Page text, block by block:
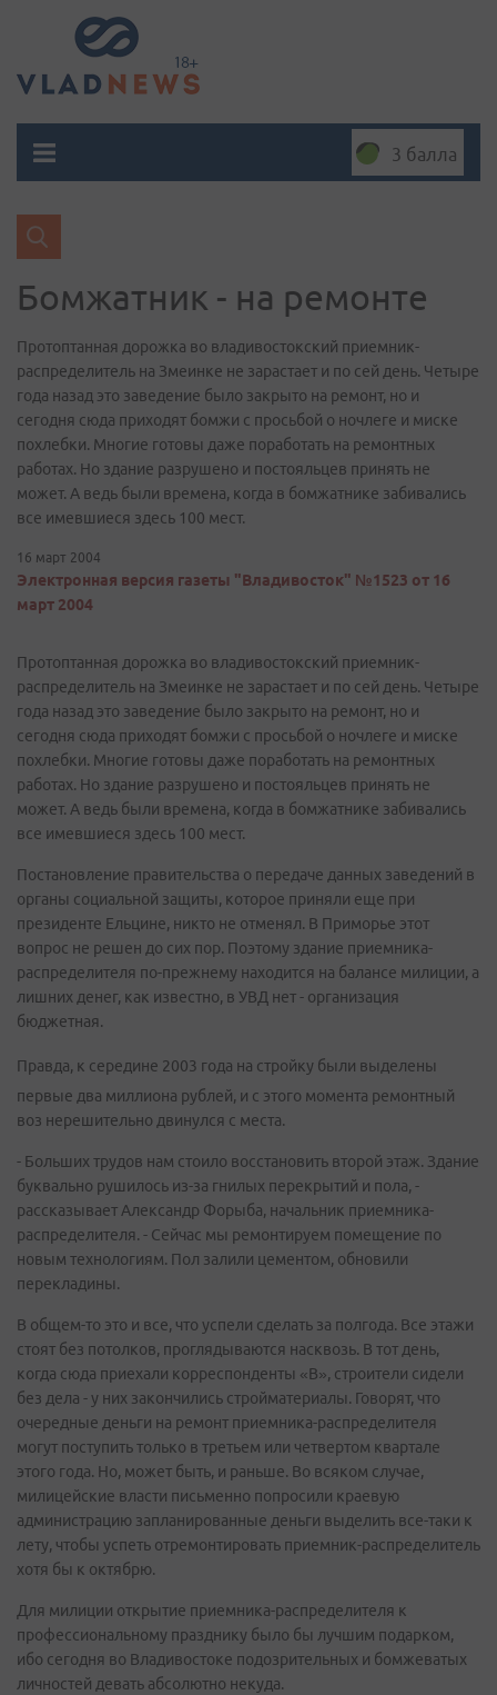
3 балла
Бомжатник - на ремонте
Протоптанная дорожка во владивостокский приемник-
распределитель на Змеинке не зарастает и по сей день. Четыре
года назад это заведение было закрыто на ремонт, но и
сегодня сюда приходят бомжи с просьбой о ночлеге и миске
похлебки. Многие готовы даже поработать на ремонтных
работах. Но здание разрушено и постояльцев принять не
может. А ведь были времена, когда в бомжатнике забивались
все имевшиеся здесь 100 мест.
16 март 2004
Электронная версия газеты "Владивосток" №1523 от 16
март 2004
Протоптанная дорожка во владивостокский приемник-
распределитель на Змеинке не зарастает и по сей день. Четыре
года назад это заведение было закрыто на ремонт, но и
сегодня сюда приходят бомжи с просьбой о ночлеге и миске
похлебки. Многие готовы даже поработать на ремонтных
работах. Но здание разрушено и постояльцев принять не
может. А ведь были времена, когда в бомжатнике забивались
все имевшиеся здесь 100 мест.
Постановление правительства о передаче данных заведений в
органы социальной защиты, которое приняли еще при
президенте Ельцине, никто не отменял. В Приморье этот
вопрос не решен до сих пор. Поэтому здание приемника-
распределителя по-прежнему находится на балансе милиции, а
лишних денег, как известно, в УВД нет - организация
бюджетная.
Правда, к середине 2003 года на стройку были выделены
первые два миллиона рублей, и с этого момента ремонтный
воз нерешительно двинулся с места.
- Больших трудов нам стоило восстановить второй этаж. Здание
буквально рушилось из-за гнилых перекрытий и пола, -
рассказывает Александр Форыба, начальник приемника-
распределителя. - Сейчас мы ремонтируем помещение по
новым технологиям. Пол залили цементом, обновили
перекладины.
В общем-то это и все, что успели сделать за полгода. Все этажи
стоят без потолков, проглядываются насквозь. В тот день,
когда сюда приехали корреспонденты «В», строители сидели
без дела - у них закончились стройматериалы. Говорят, что
очередные деньги на ремонт приемника-распределителя
могут поступить только в третьем или четвертом квартале
этого года. Но, может быть, и раньше. Во всяком случае,
милицейские власти письменно попросили краевую
администрацию запланированные деньги выделить все-таки к
лету, чтобы успеть отремонтировать приемник-распределитель
хотя бы к октябрю.
Для милиции открытие приемника-распределителя к
профессиональному празднику было бы лучшим подарком,
ибо сегодня во Владивостоке подозрительных и бомжеватых
личностей девать абсолютно некуда.